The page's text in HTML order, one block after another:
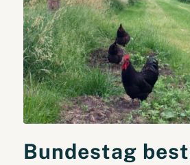
Bundestag